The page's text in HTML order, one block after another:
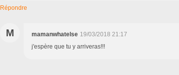
Répondre
M mamanwhatelse 19/03/2018 21:17
j'espère que tu y arriveras!!!